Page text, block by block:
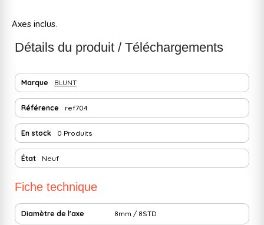
Axes inclus.
Détails du produit / Téléchargements
Marque BLUNT
Référence ref704
En stock 0 Produits
État Neuf
Fiche technique
Diamètre de l'axe 8mm / 8STD